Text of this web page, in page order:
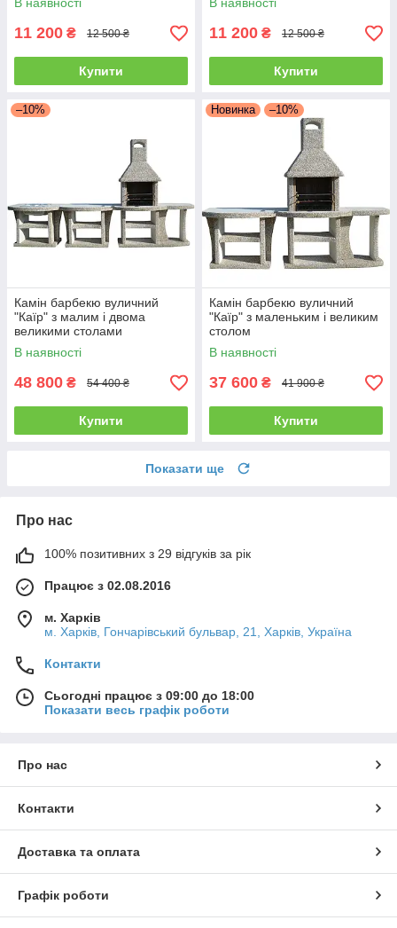
11 200 ₴ 12 500 ₴
Купити
11 200 ₴ 12 500 ₴
Купити
–10%
Камін барбекю вуличний
"Каїр" з малим і двома
великими столами
В наявності
48 800 ₴ 54 400 ₴
Купити
Новинка –10%
Камін барбекю вуличний
"Каїр" з маленьким і великим
столом
В наявності
37 600 ₴ 41 900 ₴
Купити
Показати ще
Про нас
100% позитивних з 29 відгуків за рік
Працює з 02.08.2016
м. Харків
м. Харків, Гончарівський бульвар, 21, Харків, Україна
Контакти
Сьогодні працює з 09:00 до 18:00
Показати весь графік роботи
Про нас
Контакти
Доставка та оплата
Графік роботи